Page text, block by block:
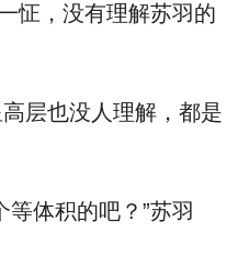
怔，没有理解苏羽的
层也没人理解，都是
体积的吧？”苏羽